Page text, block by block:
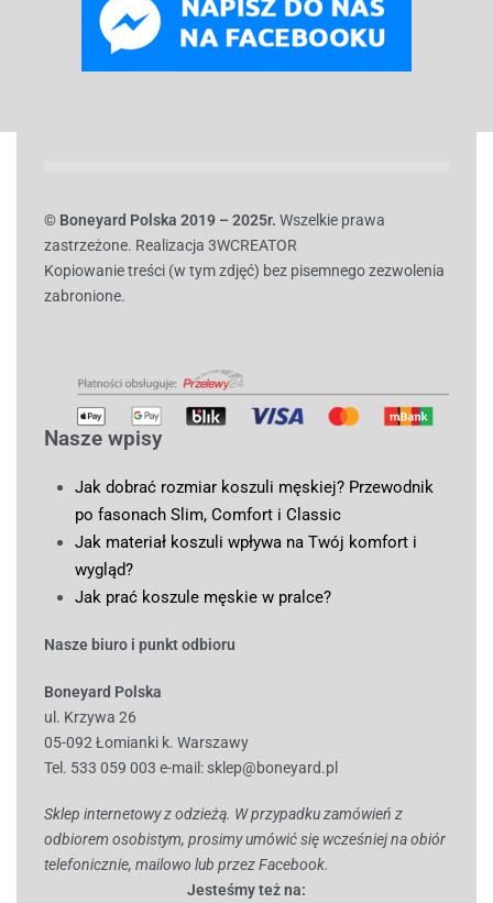
© Boneyard Polska 2019 – 2025r. Wszelkie prawa
zastrzeżone. Realizacja 3WCREATOR
Kopiowanie treści (w tym zdjęć) bez pisemnego zezwolenia
zabronione.
Nasze wpisy
Jak dobrać rozmiar koszuli męskiej? Przewodnik
po fasonach Slim, Comfort i Classic
Jak materiał koszuli wpływa na Twój komfort i
wygląd?
Jak prać koszule męskie w pralce?
Nasze biuro i punkt odbioru
Boneyard Polska
ul. Krzywa 26
05-092 Łomianki k. Warszawy
Tel. 533 059 003 e-mail: sklep@boneyard.pl
Sklep internetowy z odzieżą. W przypadku zamówień z
odbiorem osobistym, prosimy umówić się wcześniej na obiór
telefonicznie, mailowo lub przez Facebook.
Jesteśmy też na: